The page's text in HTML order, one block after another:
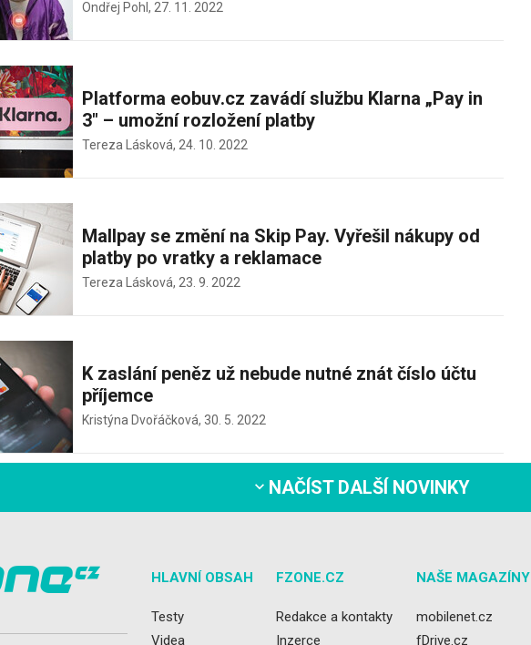
Ondřej Pohl, 27. 11. 2022
Platforma eobuv.cz zavádí službu Klarna „Pay in
3" – umožní rozložení platby
Tereza Lásková, 24. 10. 2022
Mallpay se změní na Skip Pay. Vyřešil nákupy od
platby po vratky a reklamace
Tereza Lásková, 23. 9. 2022
K zaslání peněz už nebude nutné znát číslo účtu
příjemce
Kristýna Dvořáčková, 30. 5. 2022
NAČÍST DALŠÍ NOVINKY
HLAVNÍ OBSAH
Testy
Videa
FZONE.CZ
Redakce a kontakty
Inzerce
NAŠE MAGAZÍNY
mobilenet.cz
fDrive.cz